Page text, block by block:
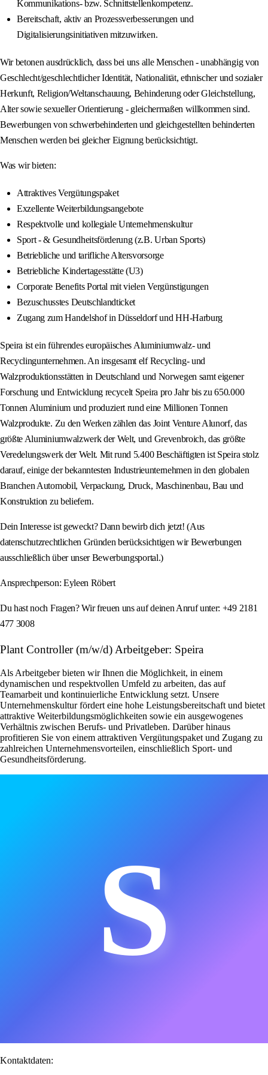
Kommunikations‑ bzw. Schnittstellenkompetenz.
Bereitschaft, aktiv an Prozessverbesserungen und
Digitalisierungsinitiativen mitzuwirken.
Wir betonen ausdrücklich, dass bei uns alle Menschen - unabhängig von
Geschlecht/geschlechtlicher Identität, Nationalität, ethnischer und sozialer
Herkunft, Religion/Weltanschauung, Behinderung oder Gleichstellung,
Alter sowie sexueller Orientierung - gleichermaßen willkommen sind.
Bewerbungen von schwerbehinderten und gleichgestellten behinderten
Menschen werden bei gleicher Eignung berücksichtigt.
Was wir bieten:
Attraktives Vergütungspaket
Exzellente Weiterbildungsangebote
Respektvolle und kollegiale Unternehmenskultur
Sport - & Gesundheitsförderung (z.B. Urban Sports)
Betriebliche und tarifliche Altersvorsorge
Betriebliche Kindertagesstätte (U3)
Corporate Benefits Portal mit vielen Vergünstigungen
Bezuschusstes Deutschlandticket
Zugang zum Handelshof in Düsseldorf und HH-Harburg
Speira ist ein führendes europäisches Aluminiumwalz- und
Recyclingunternehmen. An insgesamt elf Recycling- und
Walzproduktionsstätten in Deutschland und Norwegen samt eigener
Forschung und Entwicklung recycelt Speira pro Jahr bis zu 650.000
Tonnen Aluminium und produziert rund eine Millionen Tonnen
Walzprodukte. Zu den Werken zählen das Joint Venture Alunorf, das
größte Aluminiumwalzwerk der Welt, und Grevenbroich, das größte
Veredelungswerk der Welt. Mit rund 5.400 Beschäftigten ist Speira stolz
darauf, einige der bekanntesten Industrieunternehmen in den globalen
Branchen Automobil, Verpackung, Druck, Maschinenbau, Bau und
Konstruktion zu beliefern.
Dein Interesse ist geweckt? Dann bewirb dich jetzt! (Aus
datenschutzrechtlichen Gründen berücksichtigen wir Bewerbungen
ausschließlich über unser Bewerbungsportal.)
Ansprechperson: Eyleen Röbert
Du hast noch Fragen? Wir freuen uns auf deinen Anruf unter: +49 2181
477 3008
Plant Controller (m/w/d) Arbeitgeber: Speira
Als Arbeitgeber bieten wir Ihnen die Möglichkeit, in einem
dynamischen und respektvollen Umfeld zu arbeiten, das auf
Teamarbeit und kontinuierliche Entwicklung setzt. Unsere
Unternehmenskultur fördert eine hohe Leistungsbereitschaft und bietet
attraktive Weiterbildungsmöglichkeiten sowie ein ausgewogenes
Verhältnis zwischen Berufs- und Privatleben. Darüber hinaus
profitieren Sie von einem attraktiven Vergütungspaket und Zugang zu
zahlreichen Unternehmensvorteilen, einschließlich Sport- und
Gesundheitsförderung.
S
Kontaktdaten: